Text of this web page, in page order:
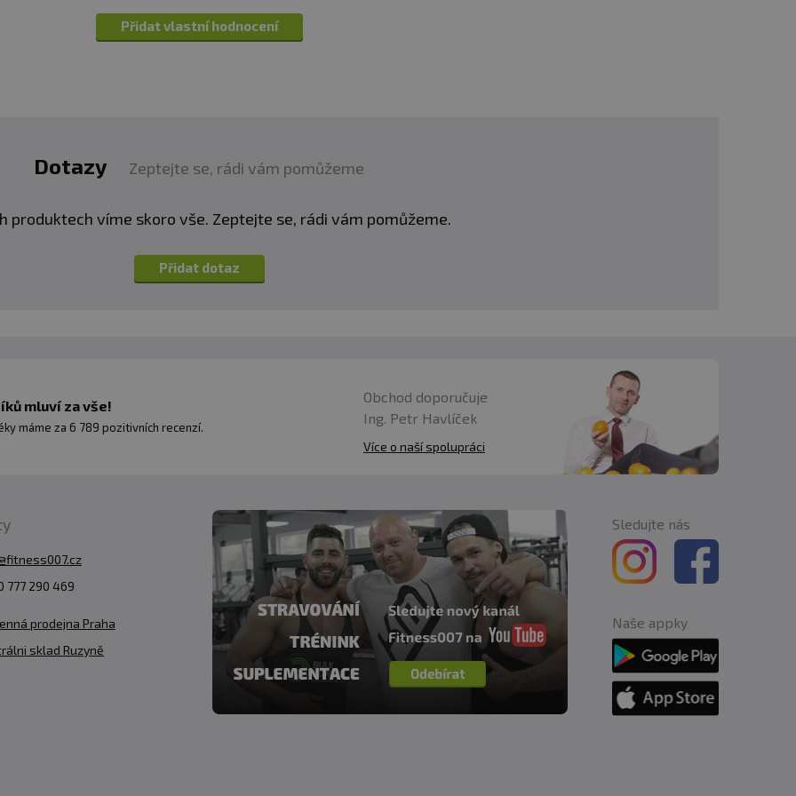
Ukládejte mimo dosah dětí! Není vhodné pro děti, těhotné a kojící ženy.
Přidat vlastní hodnocení
Dotazy Zeptejte se, rádi vám pomůžeme
produktech víme skoro vše. Zeptejte se, rádi vám pomůžeme.
Přidat dotaz
mluví za vše!
máme za 6 789 pozitivních recenzí.
Obchod doporučuje
Ing. Petr Havlíček
Více o naší spolupráci
777 290 469
prodejna Praha
sklad Ruzyně
Sledujte nás
Naše appky